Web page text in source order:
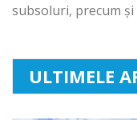
subsoluri, precum și
ULTIMELE